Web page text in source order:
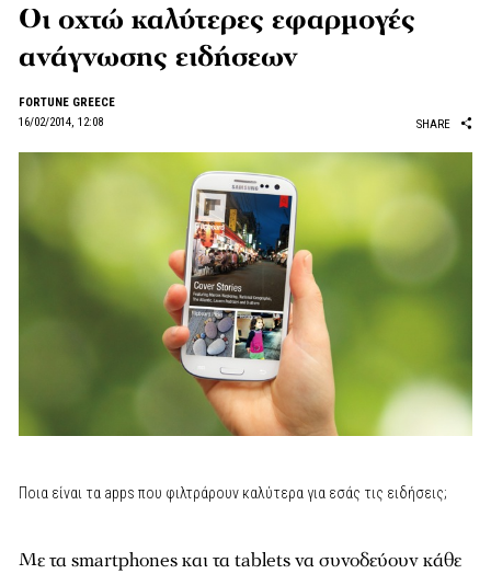
Οι οχτώ καλύτερες εφαρμογές
ανάγνωσης ειδήσεων
FORTUNE GREECE
16/02/2014, 12:08
SHARE
Ποια είναι τα apps που φιλτράρουν καλύτερα για εσάς τις ειδήσεις;
Με τα smartphones και τα tablets να συνοδεύουν κάθε